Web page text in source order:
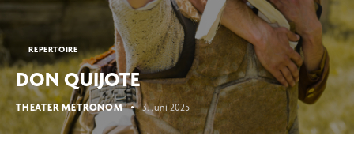
REPERTOIRE
DON QUIJOTE
THEATER METRONOM 3. Juni 2025